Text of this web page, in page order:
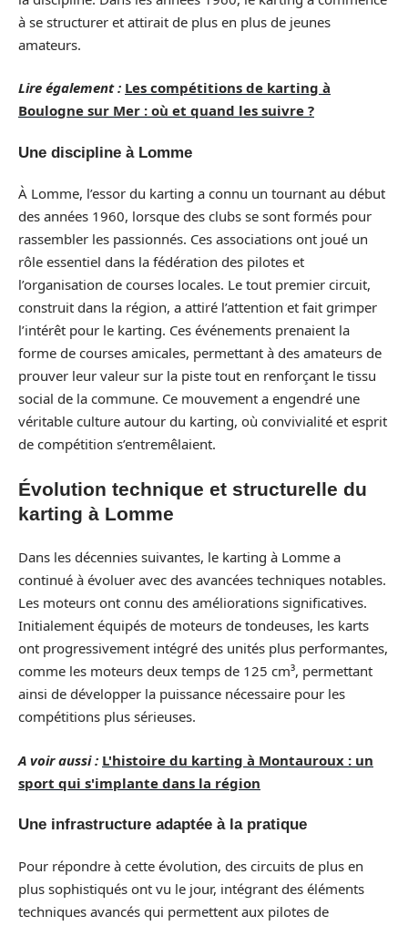
à se structurer et attirait de plus en plus de jeunes
amateurs.
Lire également : Les compétitions de karting à
Boulogne sur Mer : où et quand les suivre ?
Une discipline à Lomme
À Lomme, l’essor du karting a connu un tournant au début
des années 1960, lorsque des clubs se sont formés pour
rassembler les passionnés. Ces associations ont joué un
rôle essentiel dans la fédération des pilotes et
l’organisation de courses locales. Le tout premier circuit,
construit dans la région, a attiré l’attention et fait grimper
l’intérêt pour le karting. Ces événements prenaient la
forme de courses amicales, permettant à des amateurs de
prouver leur valeur sur la piste tout en renforçant le tissu
social de la commune. Ce mouvement a engendré une
véritable culture autour du karting, où convivialité et esprit
de compétition s’entremêlaient.
Évolution technique et structurelle du
karting à Lomme
Dans les décennies suivantes, le karting à Lomme a
continué à évoluer avec des avancées techniques notables.
Les moteurs ont connu des améliorations significatives.
Initialement équipés de moteurs de tondeuses, les karts
ont progressivement intégré des unités plus performantes,
comme les moteurs deux temps de 125 cm³, permettant
ainsi de développer la puissance nécessaire pour les
compétitions plus sérieuses.
A voir aussi : L'histoire du karting à Montauroux : un
sport qui s'implante dans la région
Une infrastructure adaptée à la pratique
Pour répondre à cette évolution, des circuits de plus en
plus sophistiqués ont vu le jour, intégrant des éléments
techniques avancés qui permettent aux pilotes de